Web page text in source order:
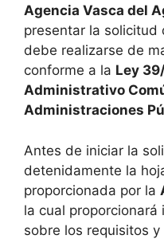
Agencia Vasca del
presentar la solicitud
debe realizarse de
conforme a la Ley
Administrativo
Administraciones
Antes de iniciar la
detenidamente la
proporcionada por la
la cual
sobre los requisitos y